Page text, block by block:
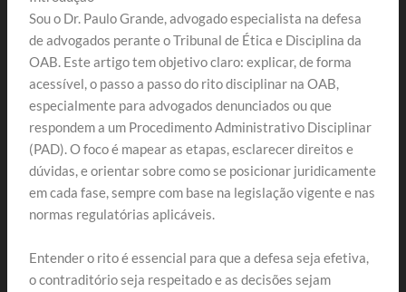
Sou o Dr. Paulo Grande, advogado especialista na defesa
de advogados perante o Tribunal de Ética e Disciplina da
OAB. Este artigo tem objetivo claro: explicar, de forma
acessível, o passo a passo do rito disciplinar na OAB,
especialmente para advogados denunciados ou que
respondem a um Procedimento Administrativo Disciplinar
(PAD). O foco é mapear as etapas, esclarecer direitos e
dúvidas, e orientar sobre como se posicionar juridicamente
em cada fase, sempre com base na legislação vigente e nas
normas regulatórias aplicáveis.
Entender o rito é essencial para que a defesa seja efetiva,
o contraditório seja respeitado e as decisões sejam